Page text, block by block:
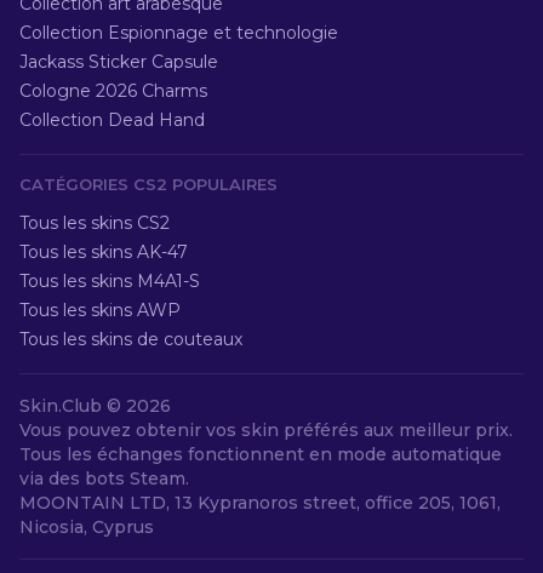
Collection Espionnage et technologie
Jackass Sticker Capsule
Cologne 2026 Charms
Collection Dead Hand
CATÉGORIES CS2 POPULAIRES
Tous les skins CS2
Tous les skins AK-47
Tous les skins M4A1-S
Tous les skins AWP
Tous les skins de couteaux
Skin.Club © 2026
Vous pouvez obtenir vos skin préférés aux meilleur prix.
Tous les échanges fonctionnent en mode automatique
via des bots Steam.
MOONTAIN LTD, 13 Kypranoros street, office 205, 1061,
Nicosia, Cyprus